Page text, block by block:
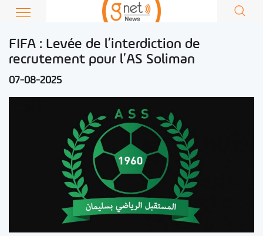
FIFA : Levée de l’interdiction de
recrutement pour l’AS Soliman
07-08-2025